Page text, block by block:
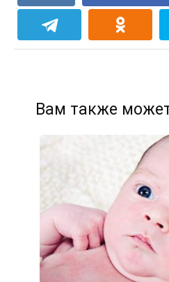
Вам также